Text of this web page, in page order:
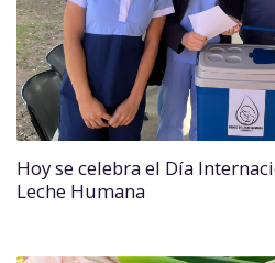
Hoy se celebra el Día
Leche Humana